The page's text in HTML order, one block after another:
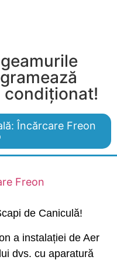
condiționat!
Încărcare Freon
de Caniculă!
a instalației de Aer
dvs. cu aparatură